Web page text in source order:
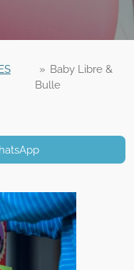
» Baby Libre &
Bulle